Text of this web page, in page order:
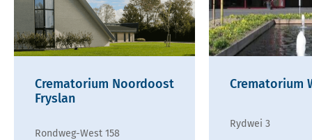
Crematorium Noordoost
Fryslan
Rondweg-West 158
Crematorium
Rydwei 3